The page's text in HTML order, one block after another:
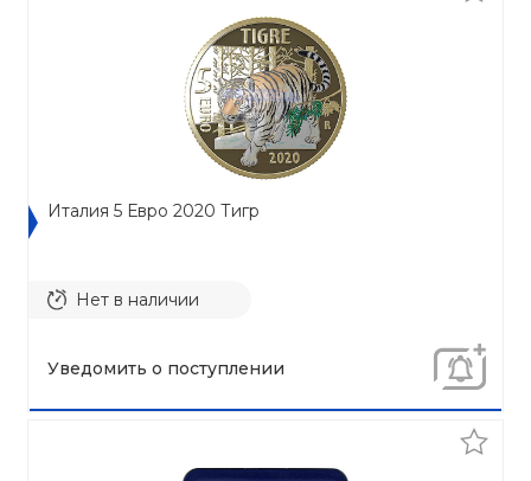
Италия 5 Евро 2020 Тигр
Нет в наличии
Уведомить о поступлении